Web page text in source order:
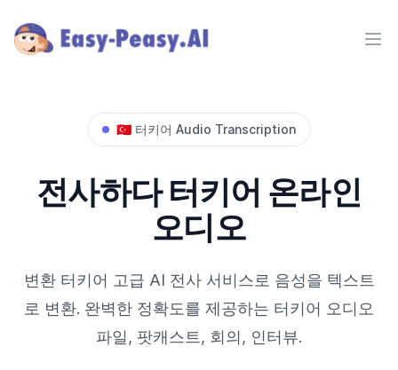
🇹🇷 터키어 Audio Transcription
전사하다 터키어 온라인
오디오
변환 터키어 고급 AI 전사 서비스로 음성을 텍스트
로 변환. 완벽한 정확도를 제공하는 터키어 오디오
파일, 팟캐스트, 회의, 인터뷰.